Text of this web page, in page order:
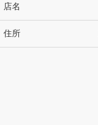
店名
住所